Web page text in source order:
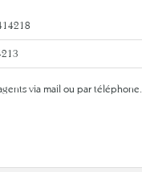
via mail ou par téléphone.